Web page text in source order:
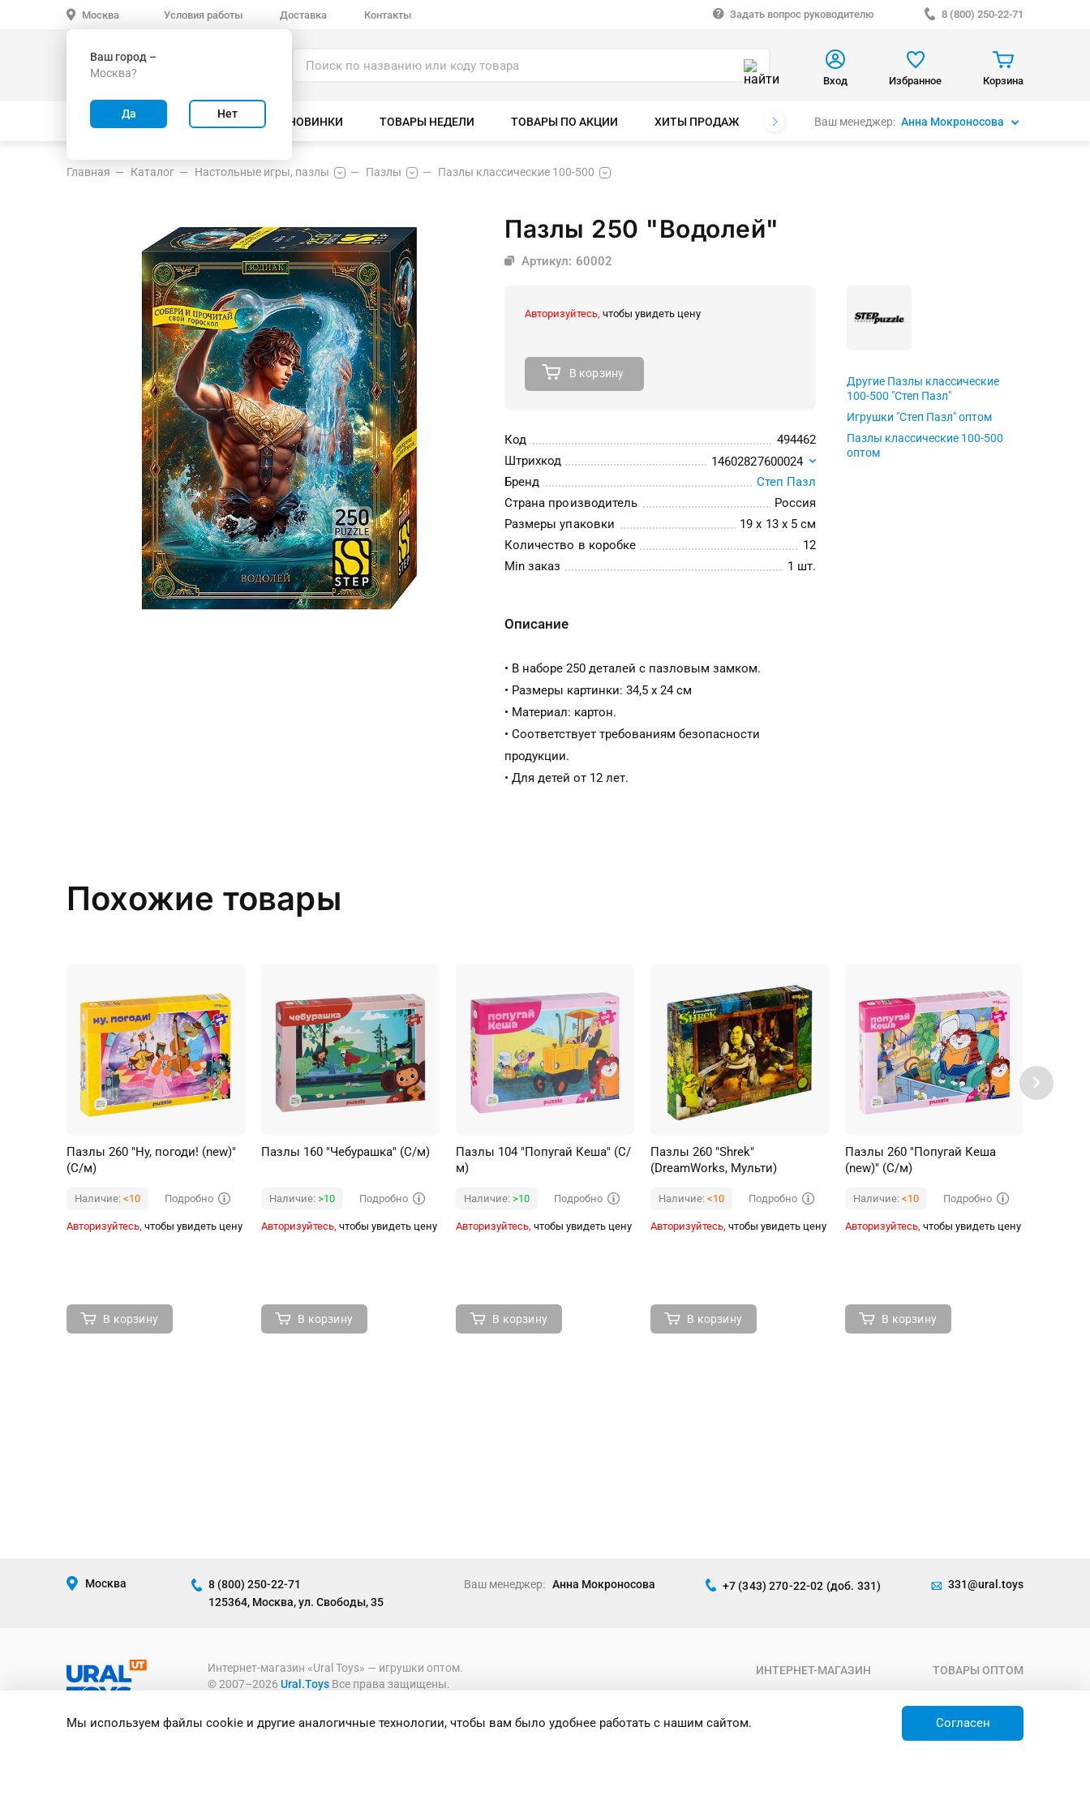
Москва
Ваш город –
Москва?
Да Нет
Условия работы Доставка Контакты Задать вопрос руководителю 8 (800) 250-22-71
Вход Избранное Корзина
ВСЕ ТОВАРЫ ВЕЛОСИПЕДЫ НОВИНКИ ТОВАРЫ НЕДЕЛИ ТОВАРЫ ПО АКЦИИ ХИТЫ ПРОДАЖ БРЕНДЫВаш менеджер: Анна Мокроносова
Главная Каталог Настольные игры, пазлы Пазлы Пазлы классические 100-500
Пазлы 250 "Водолей"
Артикул: 60002
Авторизуйтесь, чтобы увидеть цену
В корзину
Код
494462
Штрихкод
14602827600024
Бренд
Степ Пазл
Страна производитель
Россия
Размеры упаковки
19 x 13 x 5 см
Количество в коробке
12
Min заказ
1 шт.
Описание
• В наборе 250 деталей с пазловым замком.
• Размеры картинки: 34,5 х 24 см
• Материал: картон.
• Соответствует требованиям безопасности
продукции.
• Для детей от 12 лет.
Другие Пазлы классические
100-500 "Степ Пазл"
Игрушки "Степ Пазл" оптом
Пазлы классические 100-500
оптом
Похожие товары
Пазлы 260 "Ну, погоди! (new)"
(С/м)
Наличие: <10 Подробно
Авторизуйтесь, чтобы увидеть цену
В корзину
Пазлы 160 "Чебурашка" (С/м)
Наличие: >10 Подробно
Авторизуйтесь, чтобы увидеть цену
В корзину
Пазлы 104 "Попугай Кеша" (С/
м)
Наличие: >10 Подробно
Авторизуйтесь, чтобы увидеть цену
В корзину
Пазлы 260 "Shrek"
(DreamWorks, Мульти)
Наличие: <10 Подробно
Авторизуйтесь, чтобы увидеть цену
В корзину
Пазлы 260 "Попугай Кеша
(new)" (С/м)
Наличие: <10 Подробно
Авторизуйтесь, чтобы увидеть цену
В корзину
Москва
8 (800) 250-22-71
125364, Москва, ул. Свободы, 35
Ваш менеджер: Анна Мокроносова +7 (343) 270-22-02 (доб. 331) 331@ural.toys
Интернет-магазин «Ural Toys» ― игрушки оптом.
© 2007–2026 Ural.Toys Все права защищены.
Предоставленная на сайте информация носит исключительно
ИНТЕРНЕТ-МАГАЗИН
ТОВАРЫ ОПТОМ
Новинки
Товары недели
Мы используем файлы cookie и другие аналогичные технологии, чтобы вам было удобнее работать с нашим сайтом. Согласен